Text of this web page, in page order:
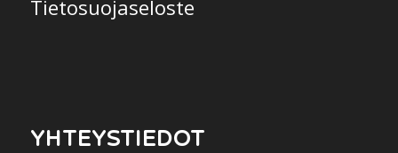
Tietosuojaseloste
YHTEYSTIEDOT